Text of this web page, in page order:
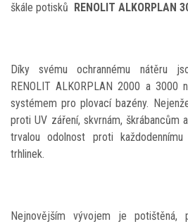
škále potisků
RENOLIT ALKORPLAN
Díky svému ochrannému nátěru
RENOLIT ALKORPLAN 2000 a 3000
systémem pro plovací bazény.
proti UV záření, skvrnám, škrábancům
trvalou odolnost proti
trhlinek.
Nejnovějším vývojem je potištěná,